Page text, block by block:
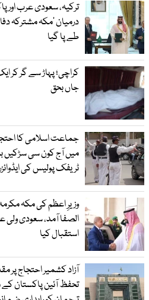
ترکیہ، سعودی عرب اور
درمیان ’مکہ مشترکہ
طے پا گیا
کراچی؛ پہاڑ سے گر کر
جاں بحق
جماعت اسلامی کا
میں آج کون سی سڑکیں
ٹریفک پولیس کی
وزیرِ اعظم کی مکہ
الصفا آمد، سعودی ولی
استقبال کیا
آزاد کشمیر احتجاج پر
تحفظ آئین پاکستان